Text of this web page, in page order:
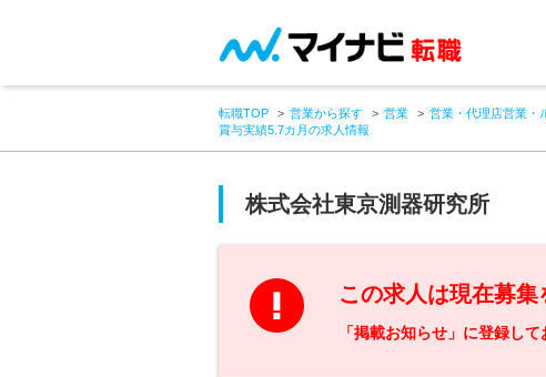
転職TOP 営業から探す 営業 営業・代理店営業・
賞与実績5.7カ月の求人情報
株式会社東京測器研究所
この求人は現在募集
「掲載お知らせ」に登録し